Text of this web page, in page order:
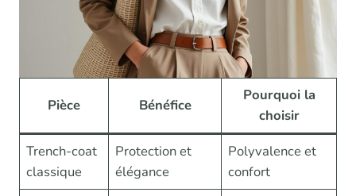
Pièce Bénéfice
Pourquoi la
choisir
Trench-coat
classique
Protection et
élégance
Polyvalence et
confort